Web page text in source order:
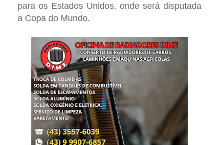
para os Estados Unidos, onde será disputada
a Copa do Mundo.